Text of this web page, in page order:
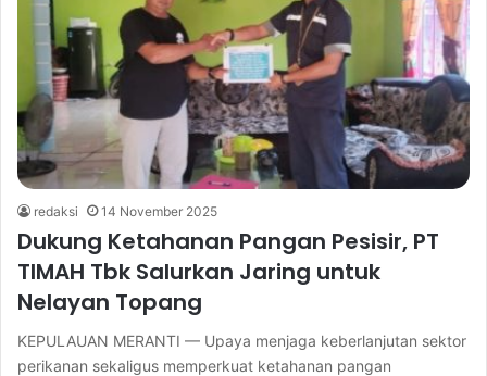
redaksi 14 November 2025
Dukung Ketahanan Pangan Pesisir, PT
TIMAH Tbk Salurkan Jaring untuk
Nelayan Topang
KEPULAUAN MERANTI — Upaya menjaga keberlanjutan sektor
perikanan sekaligus memperkuat ketahanan pangan